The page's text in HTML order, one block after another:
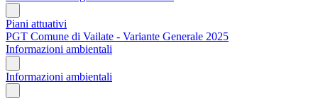
Piani attuativi
PGT Comune di Vailate - Variante Generale 2025
Informazioni ambientali
Informazioni ambientali